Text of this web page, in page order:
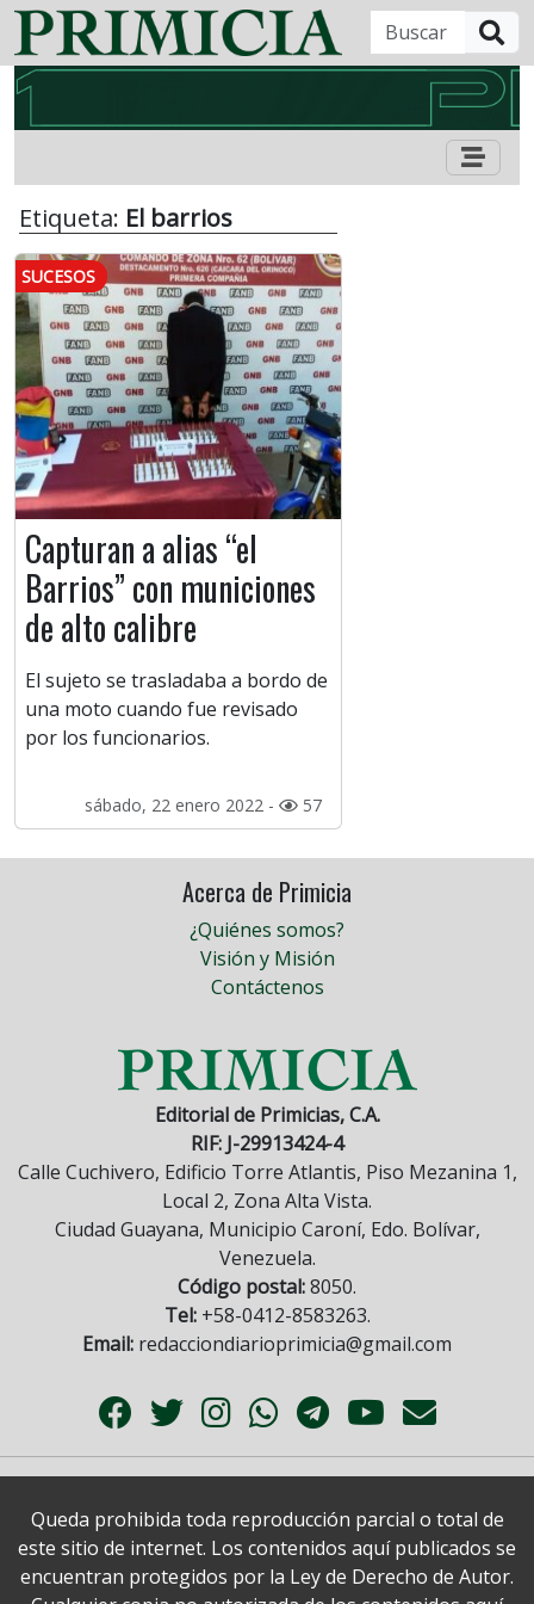
Etiqueta: El barrios
SUCESOS
Capturan a alias “el
Barrios” con municiones
de alto calibre
El sujeto se trasladaba a bordo de
una moto cuando fue revisado
por los funcionarios.
sábado, 22 enero 2022 - 57
Acerca de Primicia
¿Quiénes somos?
Visión y Misión
Contáctenos
Editorial de Primicias, C.A.
RIF: J-29913424-4
Calle Cuchivero, Edificio Torre Atlantis, Piso Mezanina 1,
Local 2, Zona Alta Vista.
Ciudad Guayana, Municipio Caroní, Edo. Bolívar,
Venezuela.
Código postal:8050.
Tel:+58-0412-8583263.
Email: redacciondiarioprimicia@gmail.com
Queda prohibida toda reproducción parcial o total de
este sitio de internet. Los contenidos aquí publicados se
encuentran protegidos por la Ley de Derecho de Autor.